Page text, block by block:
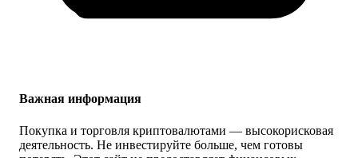
Важная информация
Покупка и торговля криптовалютами — высокорисковая
деятельность. Не инвестируйте больше, чем готовы